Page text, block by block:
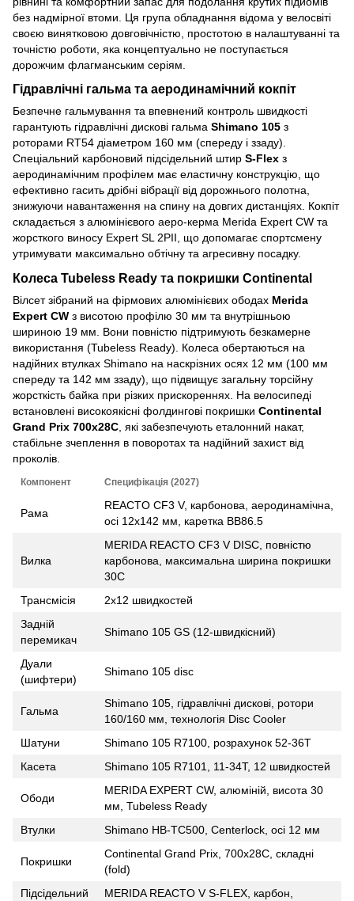
без надмірної втоми. Ця група обладнання відома у велосвіті
своєю винятковою довговічністю, простотою в налаштуванні та
точністю роботи, яка концептуально не поступається
дорожчим флагманським серіям.
Гідравлічні гальма та аеродинамічний кокпіт
Безпечне гальмування та впевнений контроль швидкості
гарантують гідравлічні дискові гальма Shimano 105 з
роторами RT54 діаметром 160 мм (спереду і ззаду).
Спеціальний карбоновий підсідельний штир S-Flex з
аеродинамічним профілем має еластичну конструкцію, що
ефективно гасить дрібні вібрації від дорожнього полотна,
знижуючи навантаження на спину на довгих дистанціях. Кокпіт
складається з алюмінієвого аеро-керма Merida Expert CW та
жорсткого виносу Expert SL 2PII, що допомагає спортсмену
утримувати максимально обтічну та агресивну посадку.
Колеса Tubeless Ready та покришки Continental
Вілсет зібраний на фірмових алюмінієвих ободах Merida
Expert CW з висотою профілю 30 мм та внутрішньою
шириною 19 мм. Вони повністю підтримують безкамерне
використання (Tubeless Ready). Колеса обертаються на
надійних втулках Shimano на наскрізних осях 12 мм (100 мм
спереду та 142 мм ззаду), що підвищує загальну торсійну
жорсткість байка при різких прискореннях. На велосипеді
встановлені високоякісні фолдингові покришки Continental
Grand Prix 700x28C , які забезпечують еталонний накат,
стабільне зчеплення в поворотах та надійний захист від
проколів.
Компонент Специфікація (2027)
Рама
REACTO CF3 V, карбонова, аеродинамічна,
осі 12x142 мм, каретка BB86.5
Вилка
MERIDA REACTO CF3 V DISC, повністю
карбонова, максимальна ширина покришки
30C
Трансмісія
2x12 швидкостей
Задній
перемикач
Shimano 105 GS (12-швидкісний)
Дуали
(шифтери)
Shimano 105 disc
Гальма
Shimano 105, гідравлічні дискові, ротори
160/160 мм, технологія Disc Cooler
Шатуни
Shimano 105 R7100, розрахунок 52-36T
Касета
Shimano 105 R7101, 11-34T, 12 швидкостей
Ободи
MERIDA EXPERT CW, алюміній, висота 30
мм, Tubeless Ready
Втулки
Shimano HB-TC500, Centerlock, осі 12 мм
Покришки
Continental Grand Prix, 700x28C, складні
(fold)
Підсідельний
MERIDA REACTO V S-FLEX, карбон,